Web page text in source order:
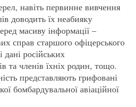
навіть первинне вивчення
доводить їх неабияку
масиву інформації –
справ старшого офіцерського
дані російських
та членів їхніх родин, тощо.
представляють грифовані
бомбардувальної авіаційної